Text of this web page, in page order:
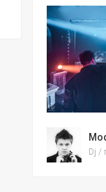
Dj /